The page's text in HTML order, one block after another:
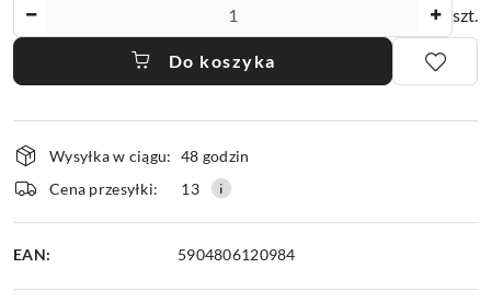
szt.
Do koszyka
Dostępność
i
dostawa
Wysyłka w ciągu: 48 godzin
Cena przesyłki:
13
EAN: 5904806120984